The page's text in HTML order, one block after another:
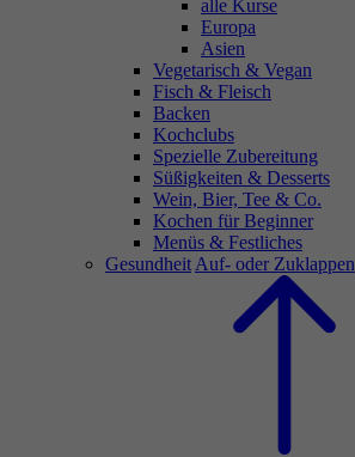
alle Kurse
Europa
Asien
Vegetarisch & Vegan
Fisch & Fleisch
Backen
Kochclubs
Spezielle Zubereitung
Süßigkeiten & Desserts
Wein, Bier, Tee & Co.
Kochen für Beginner
Menüs & Festliches
Gesundheit Auf- oder Zuklappen